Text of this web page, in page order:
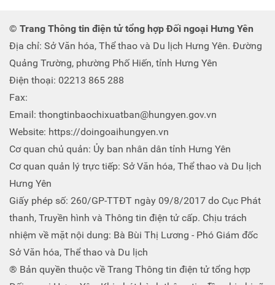
© Trang Thông tin điện tử tổng hợp Đối ngoại Hưng Yên
Địa chỉ: Sở Văn hóa, Thể thao và Du lịch Hưng Yên. Đường
Quảng Trường, phường Phố Hiến, tỉnh Hưng Yên
Điện thoại: 02213 865 288
Fax:
Email: thongtinbaochixuatban@hungyen.gov.vn
Website: https://doingoaihungyen.vn
Cơ quan chủ quản: Ủy ban nhân dân tỉnh Hưng Yên
Cơ quan quản lý trực tiếp: Sở Văn hóa, Thể thao và Du lịch
Hưng Yên
Giấy phép số: 260/GP-TTĐT ngày 09/8/2017 do Cục Phát
thanh, Truyền hình và Thông tin điện tử cấp. Chịu trách
nhiệm về mặt nội dung: Bà Bùi Thị Lương - Phó Giám đốc
Sở Văn hóa, Thể thao và Du lịch
® Bản quyền thuộc về Trang Thông tin điện tử tổng hợp